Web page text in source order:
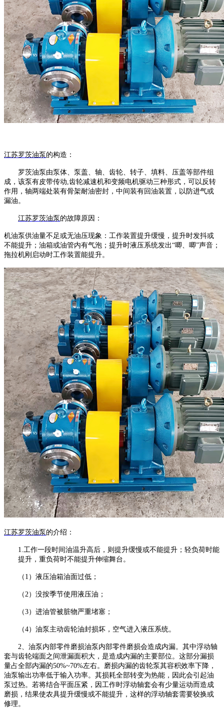
江苏罗茨油泵 的构造：
罗茨油泵由泵体、泵盖、轴、齿轮、转子、填料、压盖等部件组
成，该泵有皮带传动,齿轮减速机和变频电机驱动三种形式，可以反转
作用，轴两端处装有骨架耐油密封，中间装有回油装置，以防进气或
漏油。
江苏罗茨油泵 的故障原因：
机油泵供油量不足或无油压现象：工作装置提升缓慢，提升时发抖或
不能提升；油箱或油管内有气泡；提升时液压系统发出“唧、唧”声音；
拖拉机刚启动时工作装置能提升。
江苏罗茨油泵 的介绍：
1.工作一段时间油温升高后，则提升缓慢或不能提升；轻负荷时能
提升，重负荷时不能提升伸缩舞台。
（ 1）液压油箱油面过低；
（2）没按季节使用液压油；
（3）进油管被脏物严重堵塞；
（4）油泵主动齿轮油封损坏，空气进入液压系统。
2、油泵内部零件磨损油泵内部零件磨损会造成内漏。其中浮动轴
套与齿轮端面之间泄漏面积大，是造成内漏的主要部位。这部分漏损
量占全部内漏的50%~70%左右。磨损内漏的齿轮泵其容积效率下降，
油泵输出功率低于输入功率。其损耗全部转变为热能，因此会引起油
泵过热。若将结合平面压紧，因工作时浮动轴套会有少量运动而造成
磨损，结果使农具提升缓慢或不能提升，这样的浮动轴套需要较换或
修理。